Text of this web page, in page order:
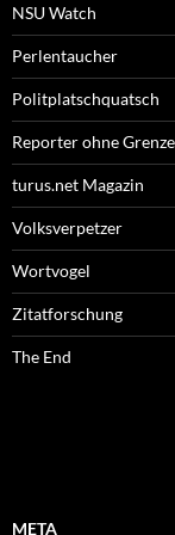
NSU Watch
Perlentaucher
Politplatschquatsch
Reporter ohne
turus.net Magazin
Volksverpetzer
Wortvogel
Zitatforschung
The End
META